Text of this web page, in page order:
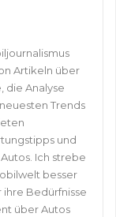
Artikeln über
die Analyse
Trends
und
Ich strebe
besser
Bedürfnisse
über Autos